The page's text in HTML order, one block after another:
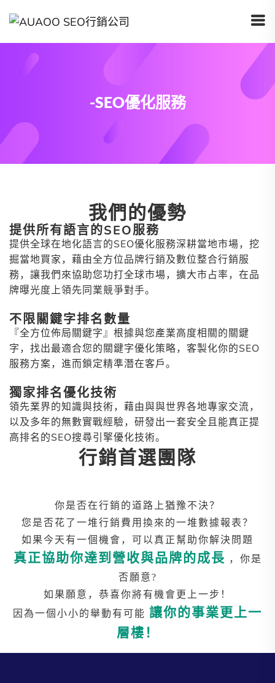
-SEO優化服務
我們的優勢
提供所有語言的SEO服務
提供全球在地化語言的SEO優化服務深耕當地市場，挖
掘當地買家，藉由全方位品牌行銷及數位整合行銷服
務，讓我們來協助您功打全球市場，擴大市占率，在品
牌曝光度上領先同業競爭對手。
不限關鍵字排名數量
『全方位佈局關鍵字』根據與您產業高度相關的關鍵
字，找出最適合您的關鍵字優化策略，客製化你的SEO
服務方案，進而鎖定精準潛在客戶。
獨家排名優化技術
領先業界的知識與技術，藉由與與世界各地專家交流，
以及多年的無數實戰經驗，研發出一套安全且能真正提
高排名的SEO搜尋引擎優化技術。
行銷首選團隊
你是否在行銷的道路上猶豫不決？
您是否花了一堆行銷費用換來的一堆數據報表？
如果今天有一個機會，可以真正幫助你解決問題
真正協助你達到營收與品牌的成長 ，你是
否願意?
如果願意，恭喜你將有機會更上一步！
因為一個小小的舉動有可能 讓你的事業更上一
層樓！